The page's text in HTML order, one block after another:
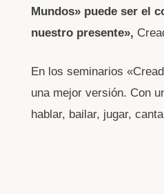
Mundos» puede ser el
nuestro presente»,
En los seminarios
una mejor versión. Con
hablar, bailar, jugar,